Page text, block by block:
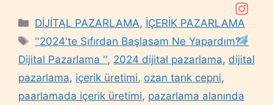
Categories
DİJİTAL PAZARLAMA, İÇERİK PAZARLAMA
Tags
''2024'te Sıfırdan Başlasam Ne Yapardım? -
Dijital Pazarlama '', 2024 dijital pazarlama, dijital
pazarlama, içerik üretimi, ozan tarık cepni,
paarlamada içerik üretimi, pazarlama alanında